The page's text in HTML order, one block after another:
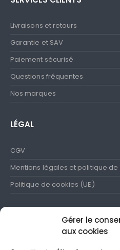
Gérer le
aux cookies
Livraisons et retours
Garantie et SAV
Paiement sécurisé
Questions fréquentes
Nos marques
LÉGAL
CGV
Mentions légales et politique
Politique de cookies (UE)